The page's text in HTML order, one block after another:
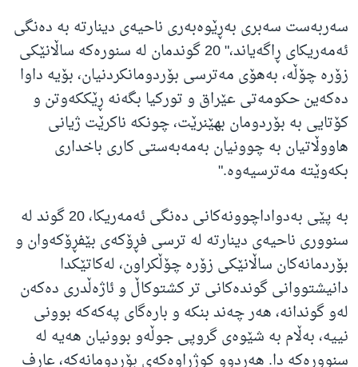
سەربەست سەبری بەڕێوەبەری ناحیەی دینارتە بە دەنگی
ئەمەریکای ڕاگەیاند،" 20 گوندمان لە سنورەکە ساڵانێکی
زۆرە چۆڵە، بەهۆی مەترسی بۆردومانکردنیان، بۆیە داوا
دەکەین حکومەتی عێراق و تورکیا بگەنە ڕێککەوتن و
کۆتایی بە بۆردومان بهێنرێت، چونکە ناکرێت ژیانی
هاووڵاتیان بە چوونیان بەمەبەستی کاری باخداری
بکەوێتە مەترسیەوە."
بە پێی بەدواداچوونەکانی دەنگی ئەمەریکا، 20 گوند لە
سنووری ناحیەی دینارتە لە ترسی فڕۆکەی بێفڕۆکەوان و
بۆردمانەکان ساڵانێکی زۆرە چۆڵکراون، لەکاتێکدا
دانیشتووانی گوندەکانی تر کشتوکاڵ و ئاژەڵدری دەکەن
لەو گوندانە، هەر چەند بنکە و بارەگای پەکەکە بوونی
نییە، بەڵام بە شێوەی گروپی جوڵەو بوونیان هەیە لە
سنوورەکە دا. هەردوو کوژراوەکەی بۆردومانەکە، عارف